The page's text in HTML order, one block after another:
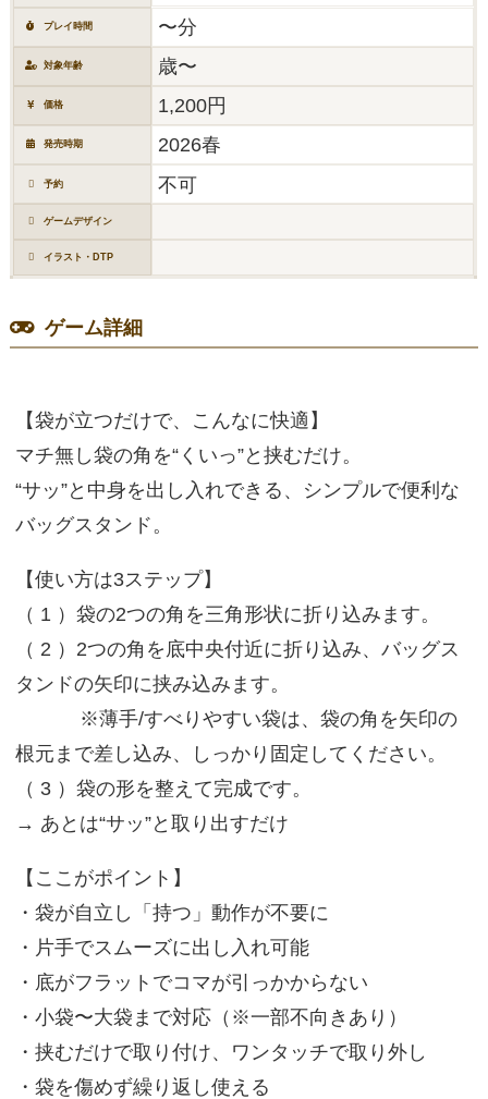
プレイ時間 〜分
対象年齢 歳〜
価格 1,200円
発売時期 2026春
予約 不可
ゲームデザイン
イラスト・DTP
ゲーム詳細
【袋が立つだけで、こんなに快適】
マチ無し袋の角を“くいっ”と挟むだけ。
“サッ”と中身を出し入れできる、シンプルで便利な
バッグスタンド。
【使い方は3ステップ】
（ 1 ）袋の2つの角を三角形状に折り込みます。
（ 2 ）2つの角を底中央付近に折り込み、バッグス
タンドの矢印に挟み込みます。
※薄手/すべりやすい袋は、袋の角を矢印の
根元まで差し込み、しっかり固定してください。
（ 3 ）袋の形を整えて完成です。
→ あとは“サッ”と取り出すだけ
【ここがポイント】
・袋が自立し「持つ」動作が不要に
・片手でスムーズに出し入れ可能
・底がフラットでコマが引っかからない
・小袋〜大袋まで対応（※一部不向きあり）
・挟むだけで取り付け、ワンタッチで取り外し
・袋を傷めず繰り返し使える